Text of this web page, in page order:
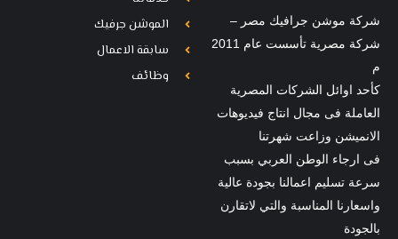
شركة موشن جرافيك مصر –
شركة مصرية تأسست عام 2011
م
كأحد اوائل الشركات المصرية
العاملة فى مجال انتاج فيديوهات
الانميشن وزاعت شهرتنا
فى ارجاء الوطن العربي بسبب
سرعة تسليم اعمالنا بجودة عالية
واسعارنا المناسبة والتي لاتقارن
بالجودة
الموشن جرفيك
سابقة الاعمال
وظائف